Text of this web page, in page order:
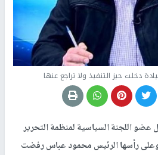
دخلت حيز التنفيذ ولا تراجع عنها
عضو اللجنة السياسية لمنظمة التحرير
وعلى رأسها الرئيس محمود عباس رفضت